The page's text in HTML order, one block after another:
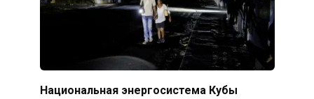
Национальная энергосистема Кубы